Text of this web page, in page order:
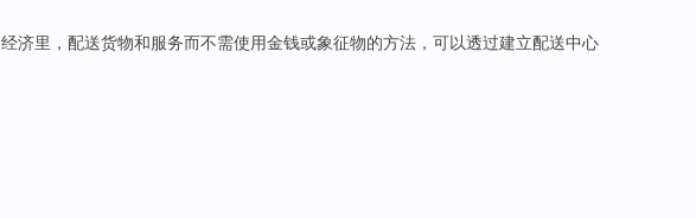
经济里， 配送货物和服务而不需使用金钱或象征物的方法 ， 可以透过建立配送中心